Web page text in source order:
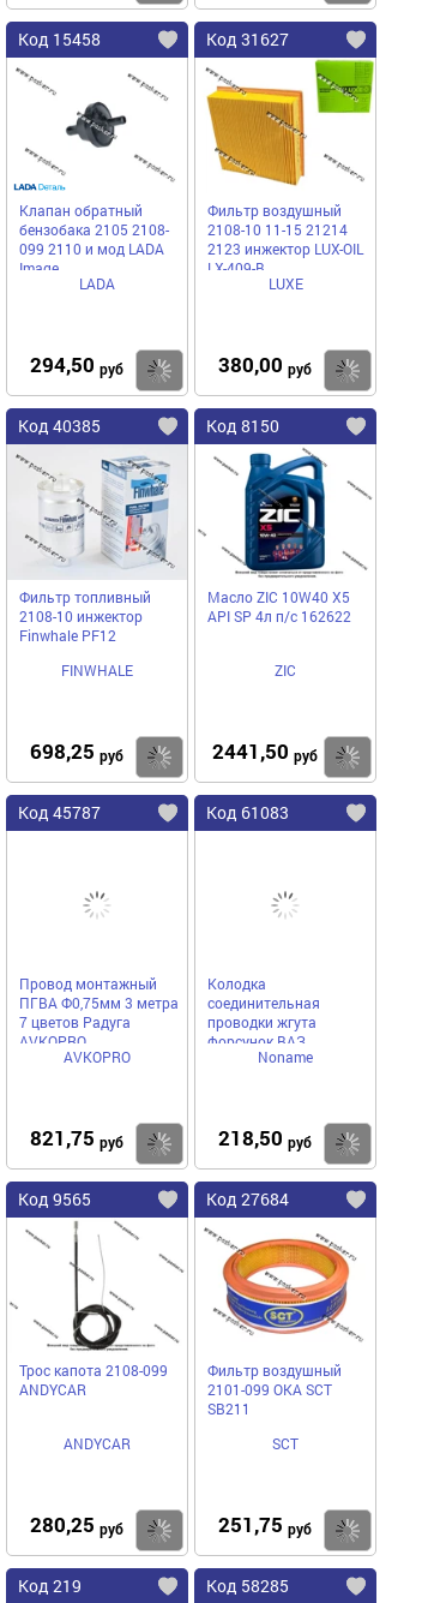
Код 15458
Клапан обратный
бензобака 2105 2108-
099 2110 и мод LADA
Image
LADA
294,50 руб Купить
Код 31627
Фильтр воздушный
2108-10 11-15 21214
2123 инжектор LUX-OIL
LX-409-B
LUXE
380,00 руб
Код 40385
Фильтр топливный
2108-10 инжектор
Finwhale PF12
FINWHALE
698,25 руб Купить
Код 8150
Масло ZIC 10W40 X5
API SP 4л п/с 162622
ZIC
2441,50 руб
Код 45787
Провод монтажный
ПГВА Ф0,75мм 3 метра
7 цветов Радуга
AVKOPRO
AVKOPRO
821,75 руб Купить
Код 61083
Колодка
соединительная
проводки жгута
форсунок ВАЗ
Noname
218,50 руб
Код 9565
Трос капота 2108-099
ANDYСAR
ANDYCAR
280,25 руб Купить
Код 27684
Фильтр воздушный
2101-099 ОКА SCT
SB211
SCT
251,75 руб
Код 219 Код 58285